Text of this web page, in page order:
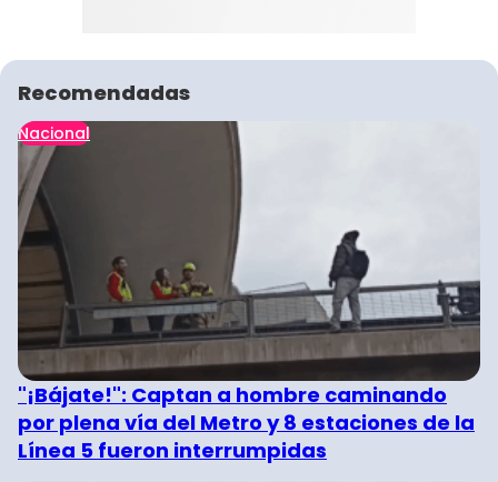
Recomendadas
Nacional
"¡Bájate!": Captan a hombre caminando
por plena vía del Metro y 8 estaciones de la
Línea 5 fueron interrumpidas